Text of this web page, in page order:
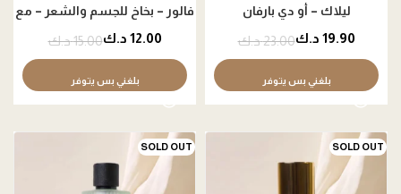
ليلاك – أو دي بارفان
23.00د.ك 19.90 د.ك
بلغني بس يتوفر
فالور – بخاخ للجسم والشعر – مع
15.00د.ك 12.00 د.ك
بلغني بس يتوفر
SOLD OUT
SOLD OUT